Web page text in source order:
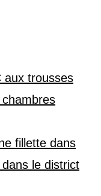
aux trousses
chambres
fillette dans
dans le district